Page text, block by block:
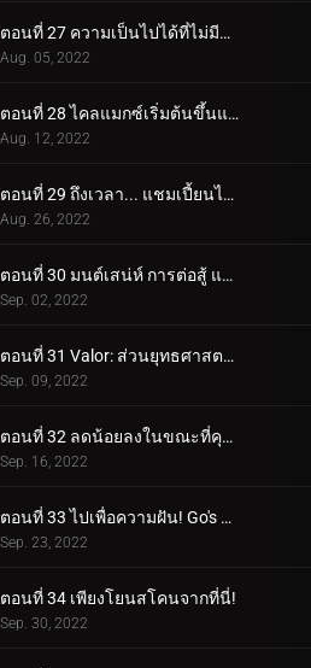
ตอนที่ 27 ความเป็นไปได้ที่ไม่มีที่สิ้นสุด!
Aug. 05, 2022
ตอนที่ 28 ไคลแมกซ์เริ่มต้นขึ้นแล้ว! ประสบการณ์การแข่งขันระดับปรมาจารย์ของ Satoshi!!
Aug. 12, 2022
ตอนที่ 29 ถึงเวลา... แชมเปี้ยนไทม์! (1)
Aug. 26, 2022
ตอนที่ 30 มนต์เสน่ห์ การต่อสู้ และความสับสน! (2)
Sep. 02, 2022
ตอนที่ 31 Valor: ส่วนยุทธศาสตร์ของการต่อสู้! (3)
Sep. 09, 2022
ตอนที่ 32 ลดน้อยลงในขณะที่คุณทำงาน! (4)
Sep. 16, 2022
ตอนที่ 33 ไปเพื่อความฝัน! Go's Road to Mew!!
Sep. 23, 2022
ตอนที่ 34 เพียงโยนสโคนจากที่นี่!
Sep. 30, 2022